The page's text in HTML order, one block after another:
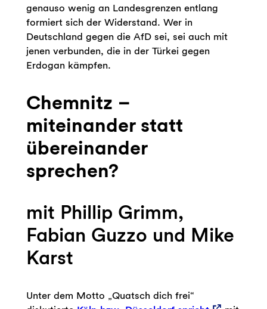
genauso wenig an Landesgrenzen entlang
formiert sich der Widerstand. Wer in
Deutschland gegen die AfD sei, sei auch mit
jenen verbunden, die in der Türkei gegen
Erdogan kämpfen.
Chemnitz –
miteinander statt
übereinander
sprechen?
mit Phillip Grimm,
Fabian Guzzo und Mike
Karst
Unter dem Motto „Quatsch dich frei“